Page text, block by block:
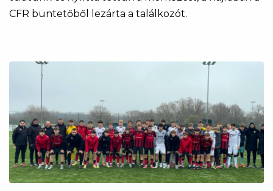
CFR büntetőből lezárta a találkozót.